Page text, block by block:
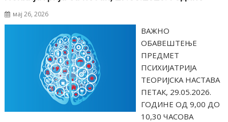
мај 26, 2026
ВАЖНО
ОБАВЕШТЕЊЕ
ПРЕДМЕТ
ПСИХИЈАТРИЈА
ТЕОРИЈСКА НАСТАВА
ПЕТАК, 29.05.2026.
ГОДИНЕ ОД 9,00 ДО
10,30 ЧАСОВА